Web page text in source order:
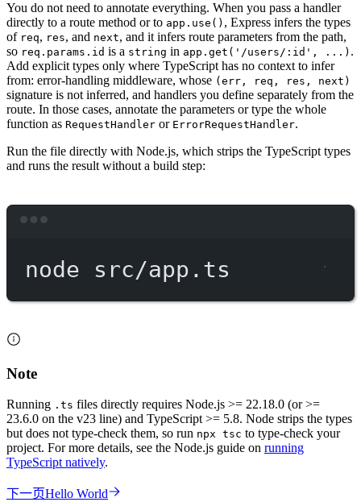
You do not need to annotate everything. When you pass a handler
directly to a route method or to app.use() , Express infers the types
of req, res, and next, and it infers route parameters from the path,
so req.params.id is a string in app.get('/users/:id', ...) .
Add explicit types only where TypeScript has no context to infer
from: error-handling middleware, whose (err, req, res, next)
signature is not inferred, and handlers you define separately from the
route. In those cases, annotate the parameters or type the whole
function as RequestHandler or ErrorRequestHandler.
Run the file directly with Node.js, which strips the TypeScript types
and runs the result without a build step:
node src/app.ts
Note
Running .ts files directly requires Node.js >= 22.18.0 (or >=
23.6.0 on the v23 line) and TypeScript >= 5.8. Node strips the types
but does not type-check them, so run npx tsc to type-check your
project. For more details, see the Node.js guide on running
TypeScript natively.
下一页Hello World